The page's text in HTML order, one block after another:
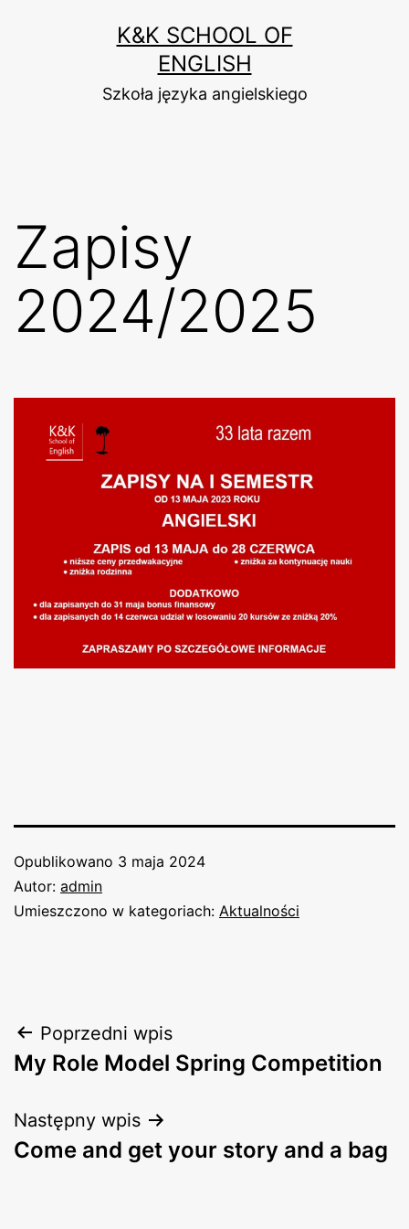
K&K SCHOOL OF
ENGLISH
Szkoła języka angielskiego
Zapisy
2024/2025
Opublikowano 3 maja 2024
Autor: admin
Umieszczono w kategoriach: Aktualności
Nawigacja
wpisu
Poprzedni wpis
My Role Model Spring Competition
Następny wpis
Come and get your story and a bag